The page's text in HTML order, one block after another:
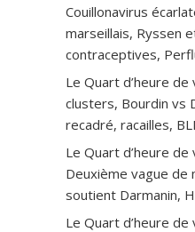
Couillonavirus
marseillais, Ryssen
contraceptives,
Le Quart d’heure
clusters, Bourdin vs
recadré, racailles,
Le Quart d’heure
Deuxième vague de
soutient Darmanin,
Le Quart d’heure